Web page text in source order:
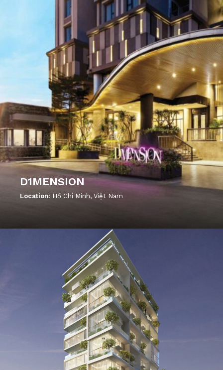
D1MENSION
Location: Hồ Chí Minh, Việt Nam